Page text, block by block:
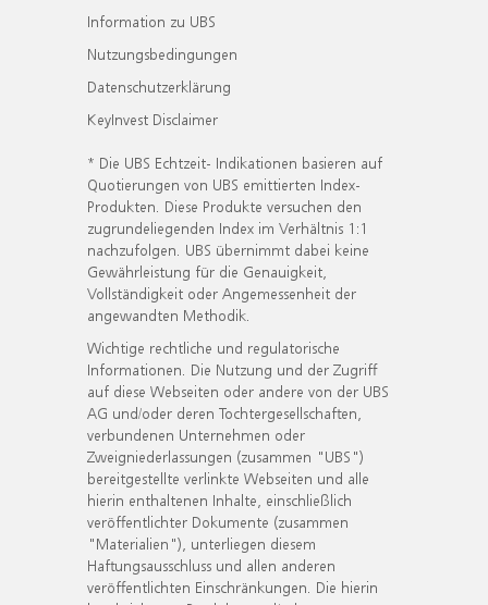
Information zu UBS
Nutzungsbedingungen
Datenschutzerklärung
KeyInvest Disclaimer
* Die UBS Echtzeit- Indikationen basieren auf
Quotierungen von UBS emittierten Index-
Produkten. Diese Produkte versuchen den
zugrundeliegenden Index im Verhältnis 1:1
nachzufolgen. UBS übernimmt dabei keine
Gewährleistung für die Genauigkeit,
Vollständigkeit oder Angemessenheit der
angewandten Methodik.
Wichtige rechtliche und regulatorische
Informationen. Die Nutzung und der Zugriff
auf diese Webseiten oder andere von der UBS
AG und/oder deren Tochtergesellschaften,
verbundenen Unternehmen oder
Zweigniederlassungen (zusammen "UBS")
bereitgestellte verlinkte Webseiten und alle
hierin enthaltenen Inhalte, einschließlich
veröffentlichter Dokumente (zusammen
"Materialien"), unterliegen diesem
Haftungsausschluss und allen anderen
veröffentlichten Einschränkungen. Die hierin